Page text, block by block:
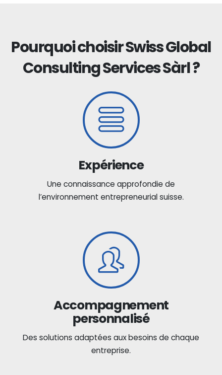
Pourquoi choisir Swiss Global
Consulting Services Sàrl ?
Expérience
Une connaissance approfondie de
l’environnement entrepreneurial suisse.
Accompagnement
personnalisé
Des solutions adaptées aux besoins de chaque
entreprise.